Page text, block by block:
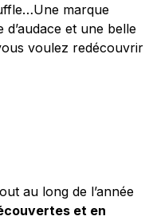
marque
et une belle
voulez redécouvrir
au long de l’année
et en